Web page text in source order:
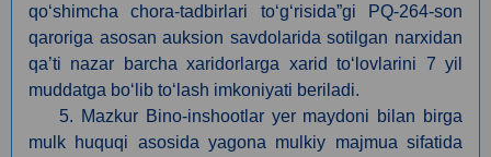
qo‘shimcha chora-tadbirlari to‘g‘risida”gi PQ-264-son
qaroriga asosan auksion savdolarida sotilgan narxidan
qa’ti nazar barcha xaridorlarga xarid to‘lovlarini 7 yil
muddatga bo‘lib to‘lash imkoniyati beriladi.
5. Mazkur Bino-inshootlar yer maydoni bilan birga
mulk huquqi asosida yagona mulkiy majmua sifatida